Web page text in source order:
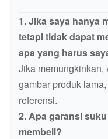
1. Jika saya hanya
tetapi tidak dapat
apa yang harus
Jika memungkinkan,
gambar produk
referensi.
2. Apa garansi
membeli?